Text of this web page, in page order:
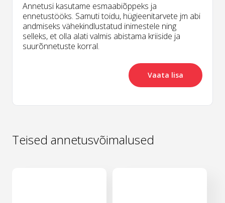
Annetusi kasutame esmaabiõppeks ja
ennetustööks. Samuti toidu, hügieenitarvete jm abi
andmiseks vähekindlustatud inimestele ning
selleks, et olla alati valmis abistama kriiside ja
suurõnnetuste korral.
Vaata lisa
Teised annetusvõimalused